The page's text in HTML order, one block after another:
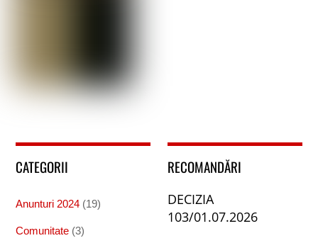
CATEGORII
Anunturi 2024 (19)
Comunitate (3)
RECOMANDĂRI
DECIZIA
103/01.07.2026